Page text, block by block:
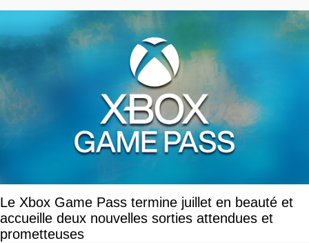
Le Xbox Game Pass termine juillet en beauté et
accueille deux nouvelles sorties attendues et
prometteuses